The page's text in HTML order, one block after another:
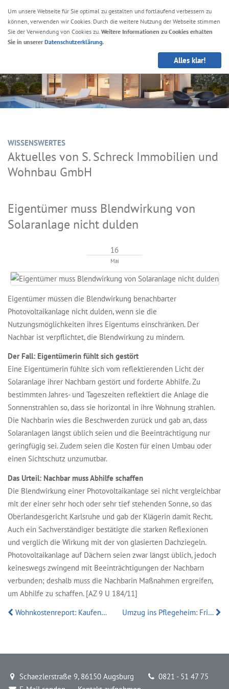
WISSENSWERTES
Aktuelles von S. Schreck Immobilien und
Wohnbau GmbH
Eigentümer muss Blendwirkung von
Solaranlage nicht dulden
16
Mai
Eigentümer müssen die Blendwirkung benachbarter
Photovoltaikanlage nicht dulden, wenn sie die
Nutzungsmöglichkeiten ihres Eigentums einschränken. Der
Nachbar ist verpflichtet, die Blendwirkung zu mindern.
Der Fall: Eigentümerin fühlt sich gestört
Eine Eigentümerin fühlte sich vom reflektierenden Licht der
Solaranlage ihrer Nachbarn gestört und forderte Abhilfe. Zu
bestimmten Jahres- und Tageszeiten reflektiert die Anlage die
Sonnenstrahlen so, dass sie horizontal in ihre Wohnung strahlen.
Die Nachbarin wies die Beschwerden zurück und gab an, dass
Solaranlagen längst üblich seien und die Beeinträchtigung nur
geringfügig sei. Zudem seien die Kosten für einen Umbau oder
einen Sichtschutz unzumutbar.
Das Urteil: Nachbar muss Abhilfe schaffen
Die Blendwirkung einer Photovoltaikanlage sei nicht vergleichbar
mit der einer sehr hoch oder sehr tief stehenden Sonne, so das
Oberlandesgericht Karlsruhe und gab der Klägerin damit Recht.
Auch ein Sachverständiger bestätigte die starken Reflexionen
und verglich die Wirkung mit der von glasierten Dachziegeln.
Photovoltaikanlage auf Dächern seien zwar längst üblich, jedoch
keineswegs zwingend mit Beeinträchtigungen der Nachbarn
verbunden; deshalb muss die Nachbarin Maßnahmen ergreifen,
um Abhilfe zu schaffen. [AZ 9 U 184/11]
Wohnkostenreport: Kaufen günstiger als Mieten
Umzug ins Pflegeheim: Fristlose Kündigung unzulässig
Schaezlerstraße 9, 86150 Augsburg
0821 - 51 47 75
Um unsere Webseite für Sie optimal zu gestalten und fortlaufend verbessern zu
können, verwenden wir Cookies. Durch die weitere Nutzung der Webseite stimmen
Sie der Verwendung von Cookies zu. Weitere Informationen zu Cookies erhalten
Sie in unserer Datenschutzerklärung.
Alles klar!